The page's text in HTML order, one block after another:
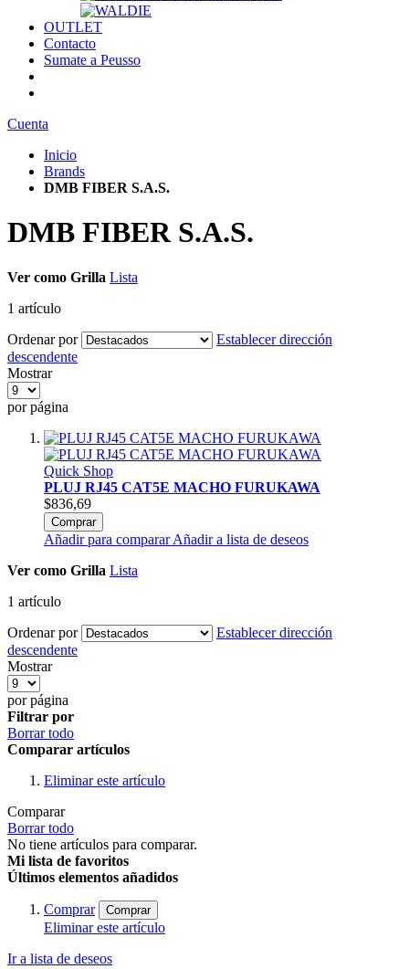
OUTLET
Contacto
Sumate a Peusso
Cuenta
Inicio
Brands
DMB FIBER S.A.S.
DMB FIBER S.A.S.
Ver como Grilla Lista
1 artículo
Ordenar por
Establecer dirección
descendente
Mostrar
por página
Quick Shop
PLUJ RJ45 CAT5E MACHO FURUKAWA
$836,69
Comprar
Añadir para comparar Añadir a lista de deseos
Ver como Grilla Lista
1 artículo
Ordenar por
Establecer dirección
descendente
Mostrar
por página
Filtrar por
Borrar todo
Comparar artículos
Eliminar este artículo
Comparar
Borrar todo
No tiene artículos para comparar.
Mi lista de favoritos
Últimos elementos añadidos
Comprar Comprar
Eliminar este artículo
Ir a lista de deseos